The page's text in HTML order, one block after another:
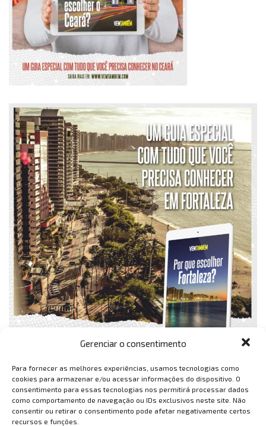
Gerenciar o consentimento
Para fornecer as melhores experiências, usamos tecnologias como
cookies para armazenar e/ou acessar informações do dispositivo. O
consentimento para essas tecnologias nos permitirá processar dados
como comportamento de navegação ou IDs exclusivos neste site. Não
consentir ou retirar o consentimento pode afetar negativamente certos
recursos e funções.